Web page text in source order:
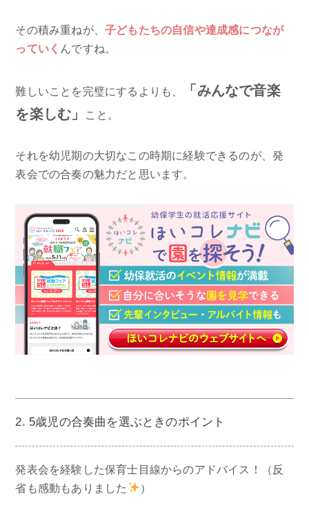
その積み重ねが、子どもたちの自信や達成感につなが
っていく んですね。
難しいことを完璧にするよりも、
「みんなで音楽
を楽しむ」
こと。
それを幼児期の大切なこの時期に経験できるのが、発
表会での合奏の魅力だと思います。
2. 5歳児の合奏曲を選ぶときのポイント
発表会を経験した保育士目線からのアドバイス！（反
省も感動もありました
）